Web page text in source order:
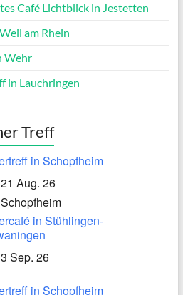
Café Lichtblick in Jestetten
am Rhein
Wehr
in Lauchringen
Treff
in Schopfheim
21 Aug. 26
Schopfheim
in Stühlingen-
3 Sep. 26
in Schopfheim